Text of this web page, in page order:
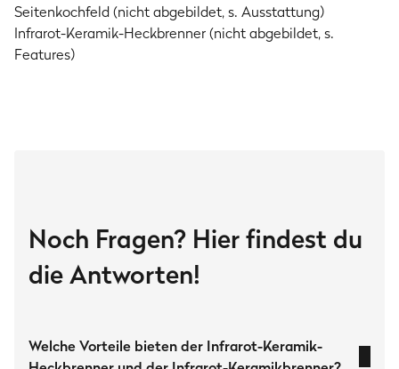
Komfort & Reinigung
Gasart
Nur für die Gasarten Butan (G30) und Propan (G31) geeignet.
Artikelnummer
947150
Seitenkochfeld (nicht abgebildet, s. Ausstattung)
Infrarot-Keramik-Heckbrenner (nicht abgebildet, s.
Features)
Noch Fragen? Hier findest du
die Antworten!
Welche Vorteile bieten der Infrarot-Keramik-